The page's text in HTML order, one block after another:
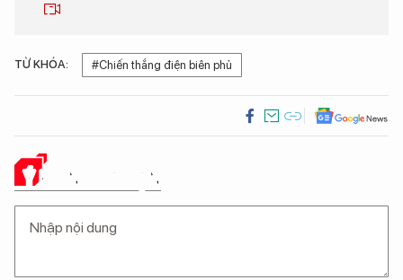
TỪ KHÓA: #Chiến thắng điện biên phủ
Ý KIẾN CỦA BẠN